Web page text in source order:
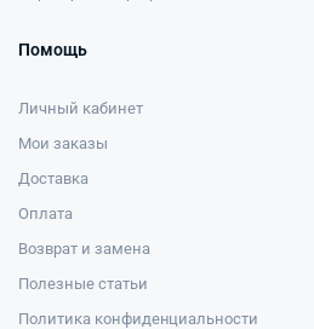
Помощь
Личный кабинет
Мои заказы
Доставка
Оплата
Возврат и замена
Полезные статьи
Политика конфиденциальности